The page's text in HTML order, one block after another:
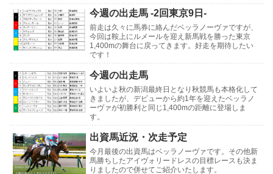
今週の出走馬 -2回東京9日-
前走は久々に馬券に絡んだベッラノーヴァですが、
今回は鞍上にルメールを迎え新馬戦を勝った東京
1,400mの舞台に戻ってきます。好走を期待したい
です！
今週の出走馬
いよいよ秋の新潟最終日となり秋競馬も本格化して
きましたが、デビューから約1年を迎えたベッラノ
ーヴァが初勝利と同じ1,400mの距離に登場しま
す。
出資馬近況・次走予定
今月最後の出資馬はベッラノーヴァです。その他新
馬勝ちしたアイヴォリードレスの目標レースも決ま
りましたので併せてご紹介いたします。